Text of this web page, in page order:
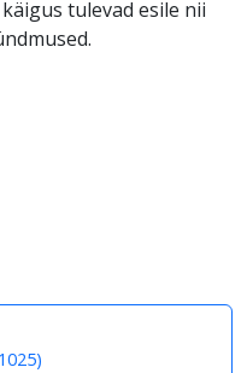
tulevad esile nii
1025)